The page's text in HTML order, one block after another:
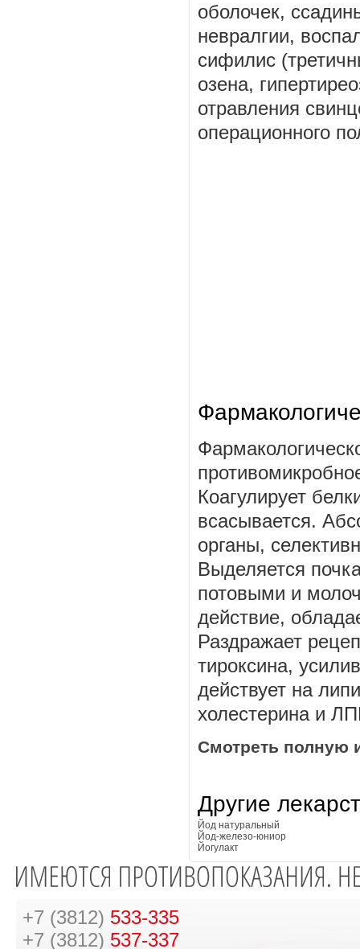
оболочек,
невралгии,
сифилис
озена,
отравления
операционного
Коагулирует
всасывается.
органы,
Выделяется
потовыми и
действие,
Раздражает
тироксина,
действует на
холестерина и
Смотреть полную
Другие
Йод натуральный
Йод-железо-юниор
Йогулакт
+7 (3812) 533-335
+7 (3812) 537-337